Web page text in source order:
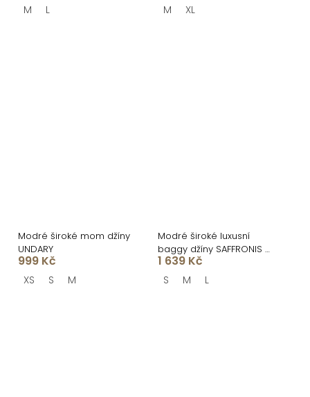
M L M XL
Modré široké mom džíny
UNDARY
999 Kč
XS S M
Modré široké luxusní
baggy džíny SAFFRONIS s
kamínky
1 639 Kč
S M L